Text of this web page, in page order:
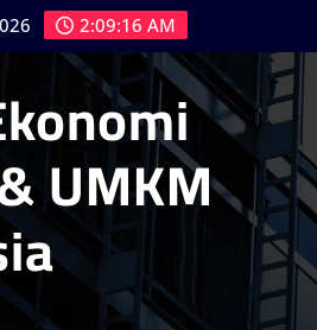
2:09:17 AM
UMKM